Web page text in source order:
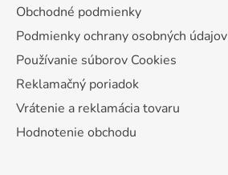
Obchodné podmienky
Podmienky ochrany osobných údajov
Používanie súborov Cookies
Reklamačný poriadok
Vrátenie a reklamácia tovaru
Hodnotenie obchodu